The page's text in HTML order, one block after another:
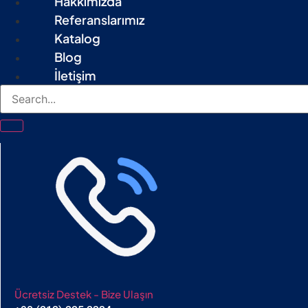
Referanslarımız
Katalog
Blog
İletişim
Ücretsiz Destek - Bize Ulaşın